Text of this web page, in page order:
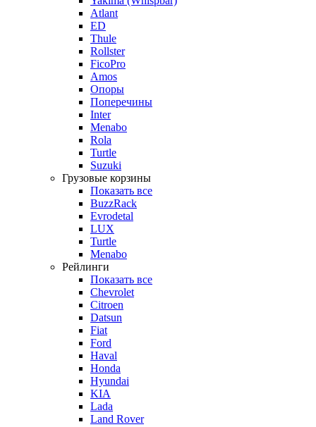
Atlant
ED
Thule
Rollster
FicoPro
Amos
Опоры
Поперечины
Inter
Menabo
Rola
Turtle
Suzuki
Грузовые корзины
Показать все
BuzzRack
Evrodetal
LUX
Turtle
Menabo
Рейлинги
Показать все
Chevrolet
Citroen
Datsun
Fiat
Ford
Haval
Honda
Hyundai
KIA
Lada
Land Rover